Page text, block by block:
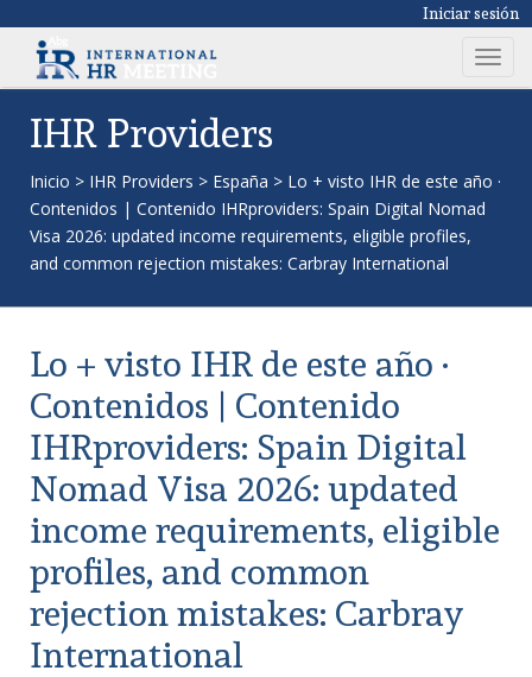
Iniciar sesión
T
o
i
IHR Providers
Inicio > IHR Providers > España > Lo + visto IHR de este año ·
Contenidos | Contenido IHRproviders: Spain Digital Nomad
Visa 2026: updated income requirements, eligible profiles,
and common rejection mistakes: Carbray International
Lo + visto IHR de este año ·
Contenidos | Contenido
IHRproviders: Spain Digital
Nomad Visa 2026: updated
income requirements, eligible
profiles, and common
rejection mistakes: Carbray
International